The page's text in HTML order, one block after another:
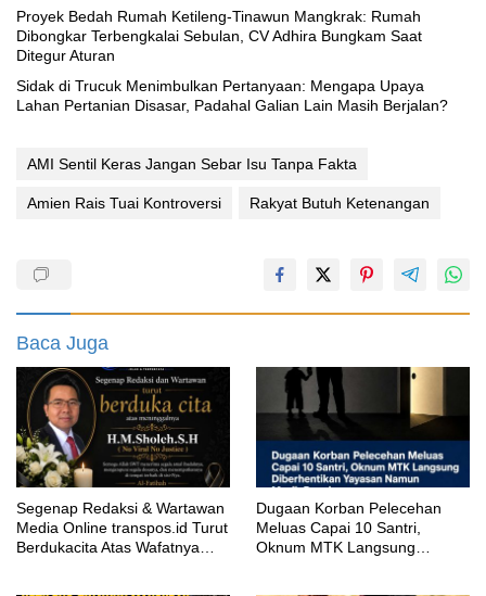
Proyek Bedah Rumah Ketileng-Tinawun Mangkrak: Rumah
Dibongkar Terbengkalai Sebulan, CV Adhira Bungkam Saat
Ditegur Aturan
‎Sidak di Trucuk Menimbulkan Pertanyaan: Mengapa Upaya
Lahan Pertanian Disasar, Padahal Galian Lain Masih Berjalan?
AMI Sentil Keras Jangan Sebar Isu Tanpa Fakta
Amien Rais Tuai Kontroversi Rakyat Butuh Ketenangan
Baca Juga
Segenap Redaksi & Wartawan
Media Online transpos.id Turut
Berdukacita Atas Wafatnya
‎Dugaan Korban Pelecehan
Meluas Capai 10 Santri,
Oknum MTK Langsung